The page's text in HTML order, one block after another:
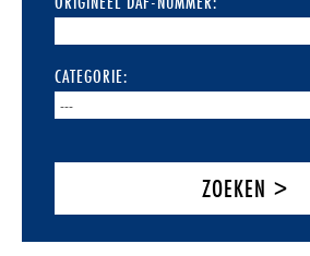
CATEGORIE: